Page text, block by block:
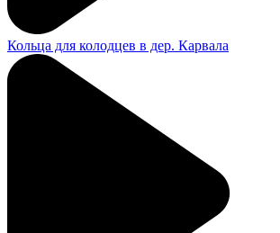
Кольца для колодцев в дер. Карвала